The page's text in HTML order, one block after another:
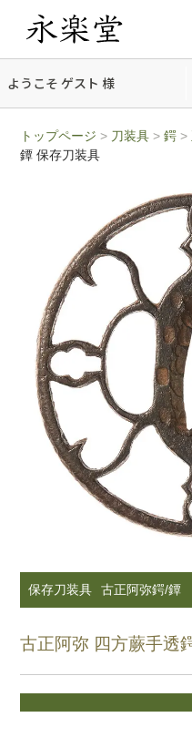
ようこそ ゲスト 様
トップページ > 刀装具 >鍔 >
鐔 保存刀装具
保存刀装具 古正阿弥鍔/鐔
古正阿弥 四方蕨手透